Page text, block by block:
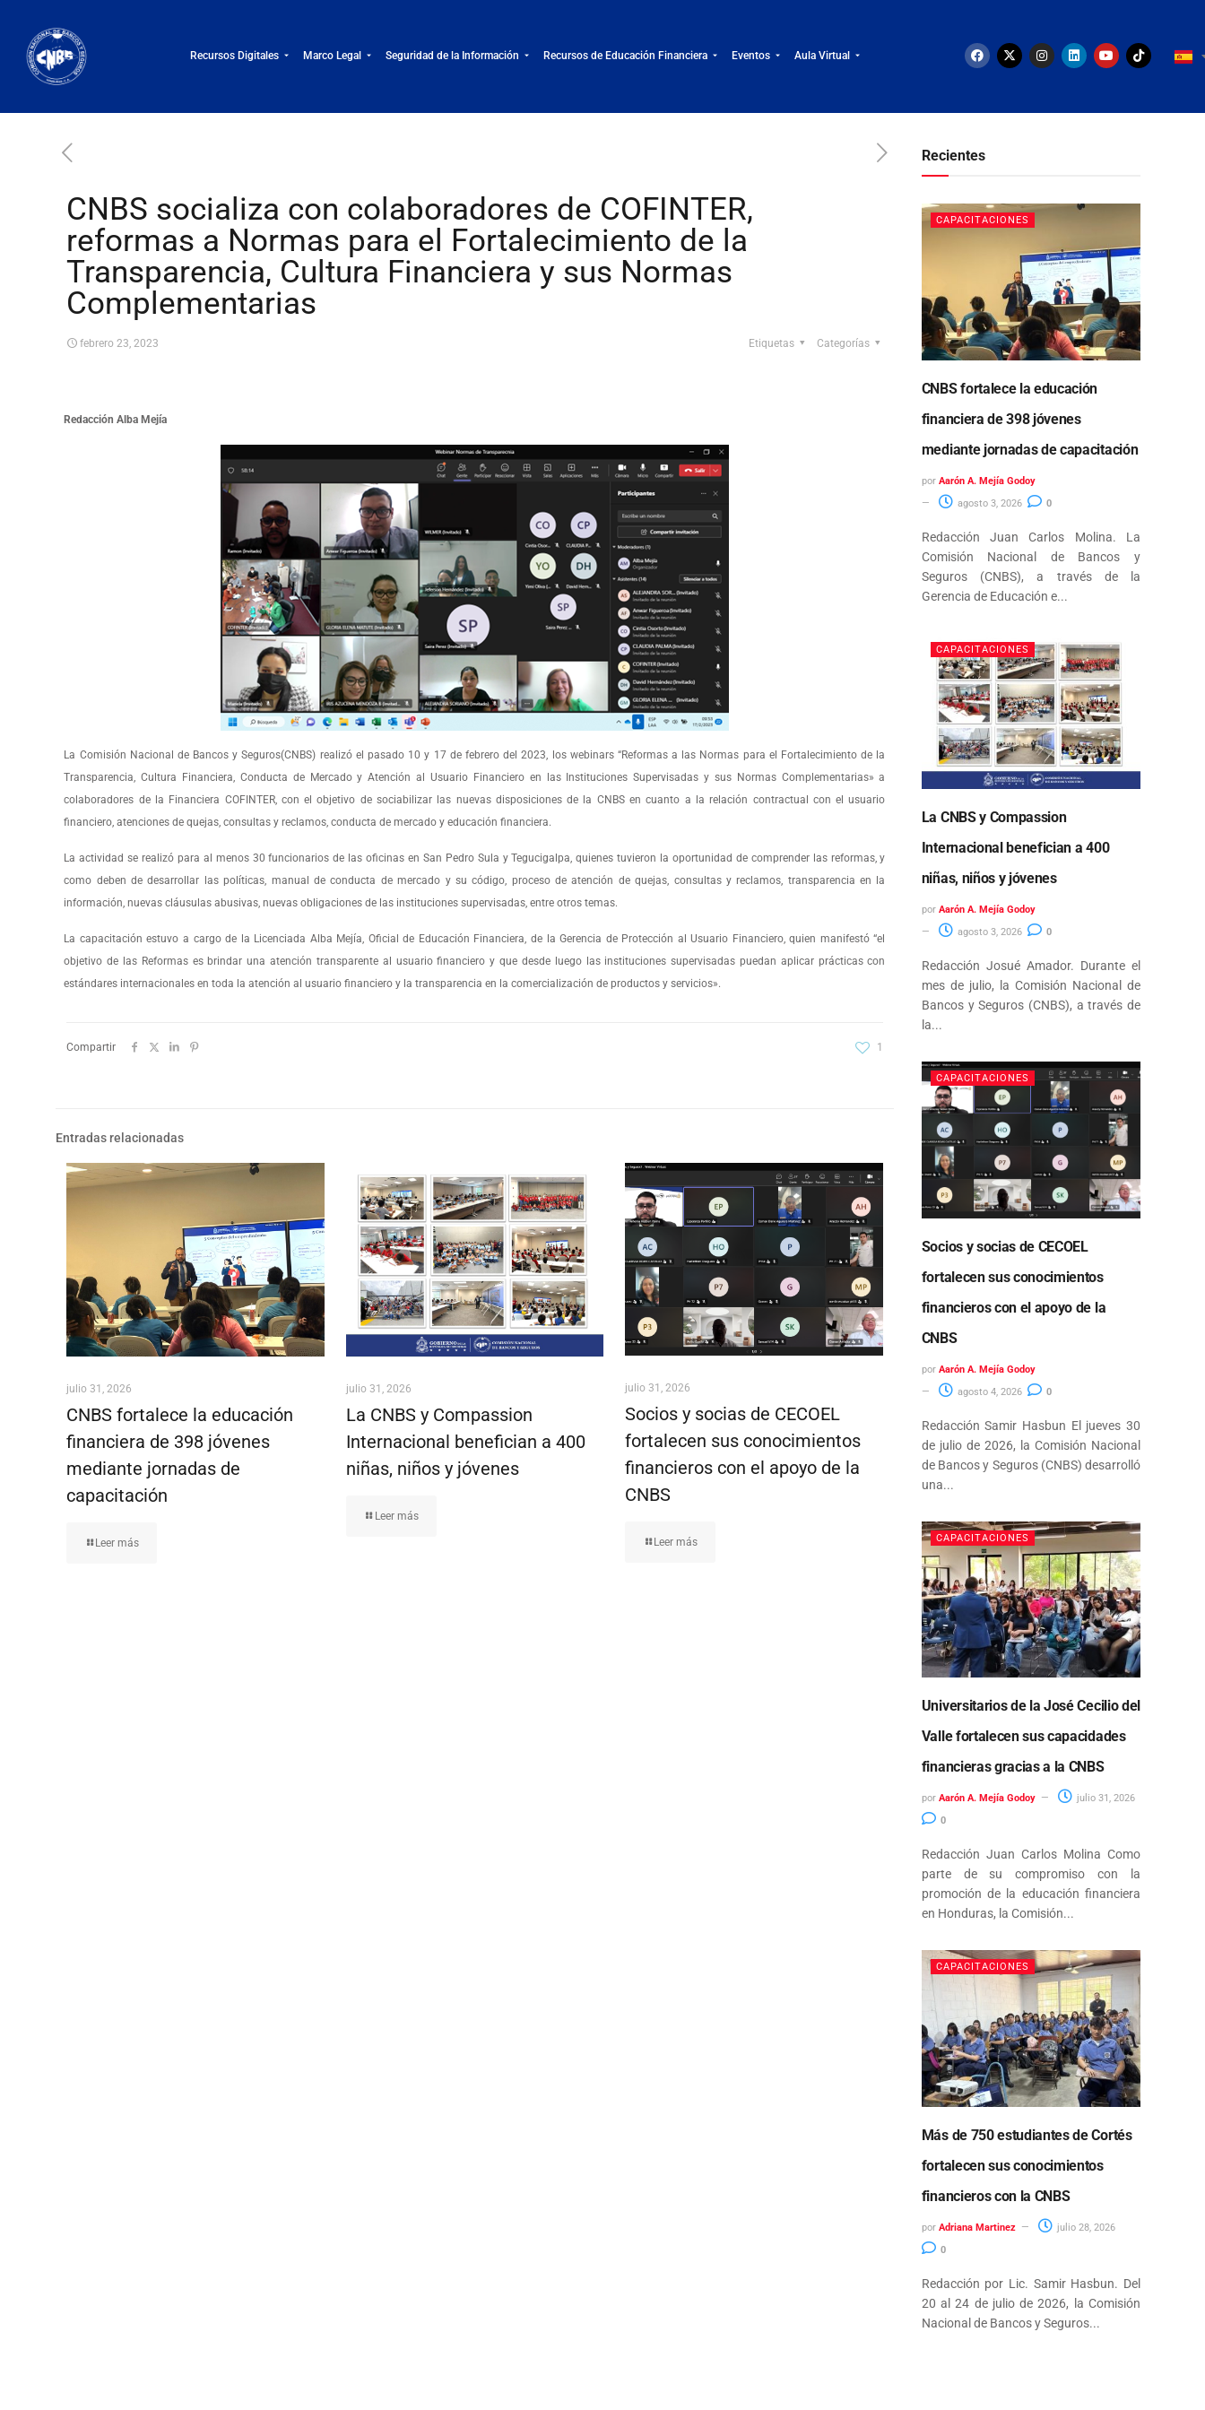
Recursos Digitales Marco Legal Seguridad de la Información Recursos de Educación Financiera Eventos Aula Virtual
CNBS socializa con colaboradores de COFINTER,
reformas a Normas para el Fortalecimiento de la
Transparencia, Cultura Financiera y sus Normas
Complementarias
febrero 23, 2023 Categorías
Etiquetas
Redacción Alba Mejía
La Comisión Nacional de Bancos y Seguros(CNBS) realizó el pasado 10 y 17 de febrero del 2023, los webinars “Reformas a las Normas para el Fortalecimiento de la
Transparencia, Cultura Financiera, Conducta de Mercado y Atención al Usuario Financiero en las Instituciones Supervisadas y sus Normas Complementarias» a
colaboradores de la Financiera COFINTER, con el objetivo de sociabilizar las nuevas disposiciones de la CNBS en cuanto a la relación contractual con el usuario
financiero, atenciones de quejas, consultas y reclamos, conducta de mercado y educación financiera.
La actividad se realizó para al menos 30 funcionarios de las oficinas en San Pedro Sula y Tegucigalpa, quienes tuvieron la oportunidad de comprender las reformas, y
como deben de desarrollar las políticas, manual de conducta de mercado y su código, proceso de atención de quejas, consultas y reclamos, transparencia en la
información, nuevas cláusulas abusivas, nuevas obligaciones de las instituciones supervisadas, entre otros temas.
La capacitación estuvo a cargo de la Licenciada Alba Mejía, Oficial de Educación Financiera, de la Gerencia de Protección al Usuario Financiero, quien manifestó “el
objetivo de las Reformas es brindar una atención transparente al usuario financiero y que desde luego las instituciones supervisadas puedan aplicar prácticas con
estándares internacionales en toda la atención al usuario financiero y la transparencia en la comercialización de productos y servicios».
Compartir 1
Entradas relacionadas
julio 31, 2026
CNBS fortalece la educación
financiera de 398 jóvenes
mediante jornadas de
capacitación
Leer más
julio 31, 2026
La CNBS y Compassion
Internacional benefician a 400
niñas, niños y jóvenes
Leer más
julio 31, 2026
Socios y socias de CECOEL
fortalecen sus conocimientos
financieros con el apoyo de la
CNBS
Leer más
Recientes
CAPACITACIONES
CNBS fortalece la educación
financiera de 398 jóvenes
mediante jornadas de capacitación
por Aarón A. Mejía Godoy
agosto 3, 2026
0
Redacción Juan Carlos Molina. La
Comisión Nacional de Bancos y
Seguros (CNBS), a través de la
Gerencia de Educación e...
CAPACITACIONES
La CNBS y Compassion
Internacional benefician a 400
niñas, niños y jóvenes
por Aarón A. Mejía Godoy
agosto 3, 2026
0
Redacción Josué Amador. Durante el
mes de julio, la Comisión Nacional de
Bancos y Seguros (CNBS), a través de
la...
CAPACITACIONES
Socios y socias de CECOEL
fortalecen sus conocimientos
financieros con el apoyo de la
CNBS
por Aarón A. Mejía Godoy
agosto 4, 2026
0
Redacción Samir Hasbun El jueves 30
de julio de 2026, la Comisión Nacional
de Bancos y Seguros (CNBS) desarrolló
una...
CAPACITACIONES
Universitarios de la José Cecilio del
Valle fortalecen sus capacidades
financieras gracias a la CNBS
por Aarón A. Mejía Godoy
julio 31, 2026
0
Redacción Juan Carlos Molina Como
parte de su compromiso con la
promoción de la educación financiera
en Honduras, la Comisión...
CAPACITACIONES
Más de 750 estudiantes de Cortés
fortalecen sus conocimientos
financieros con la CNBS
por Adriana Martinez
julio 28, 2026
0
Redacción por Lic. Samir Hasbun. Del
20 al 24 de julio de 2026, la Comisión
Nacional de Bancos y Seguros...